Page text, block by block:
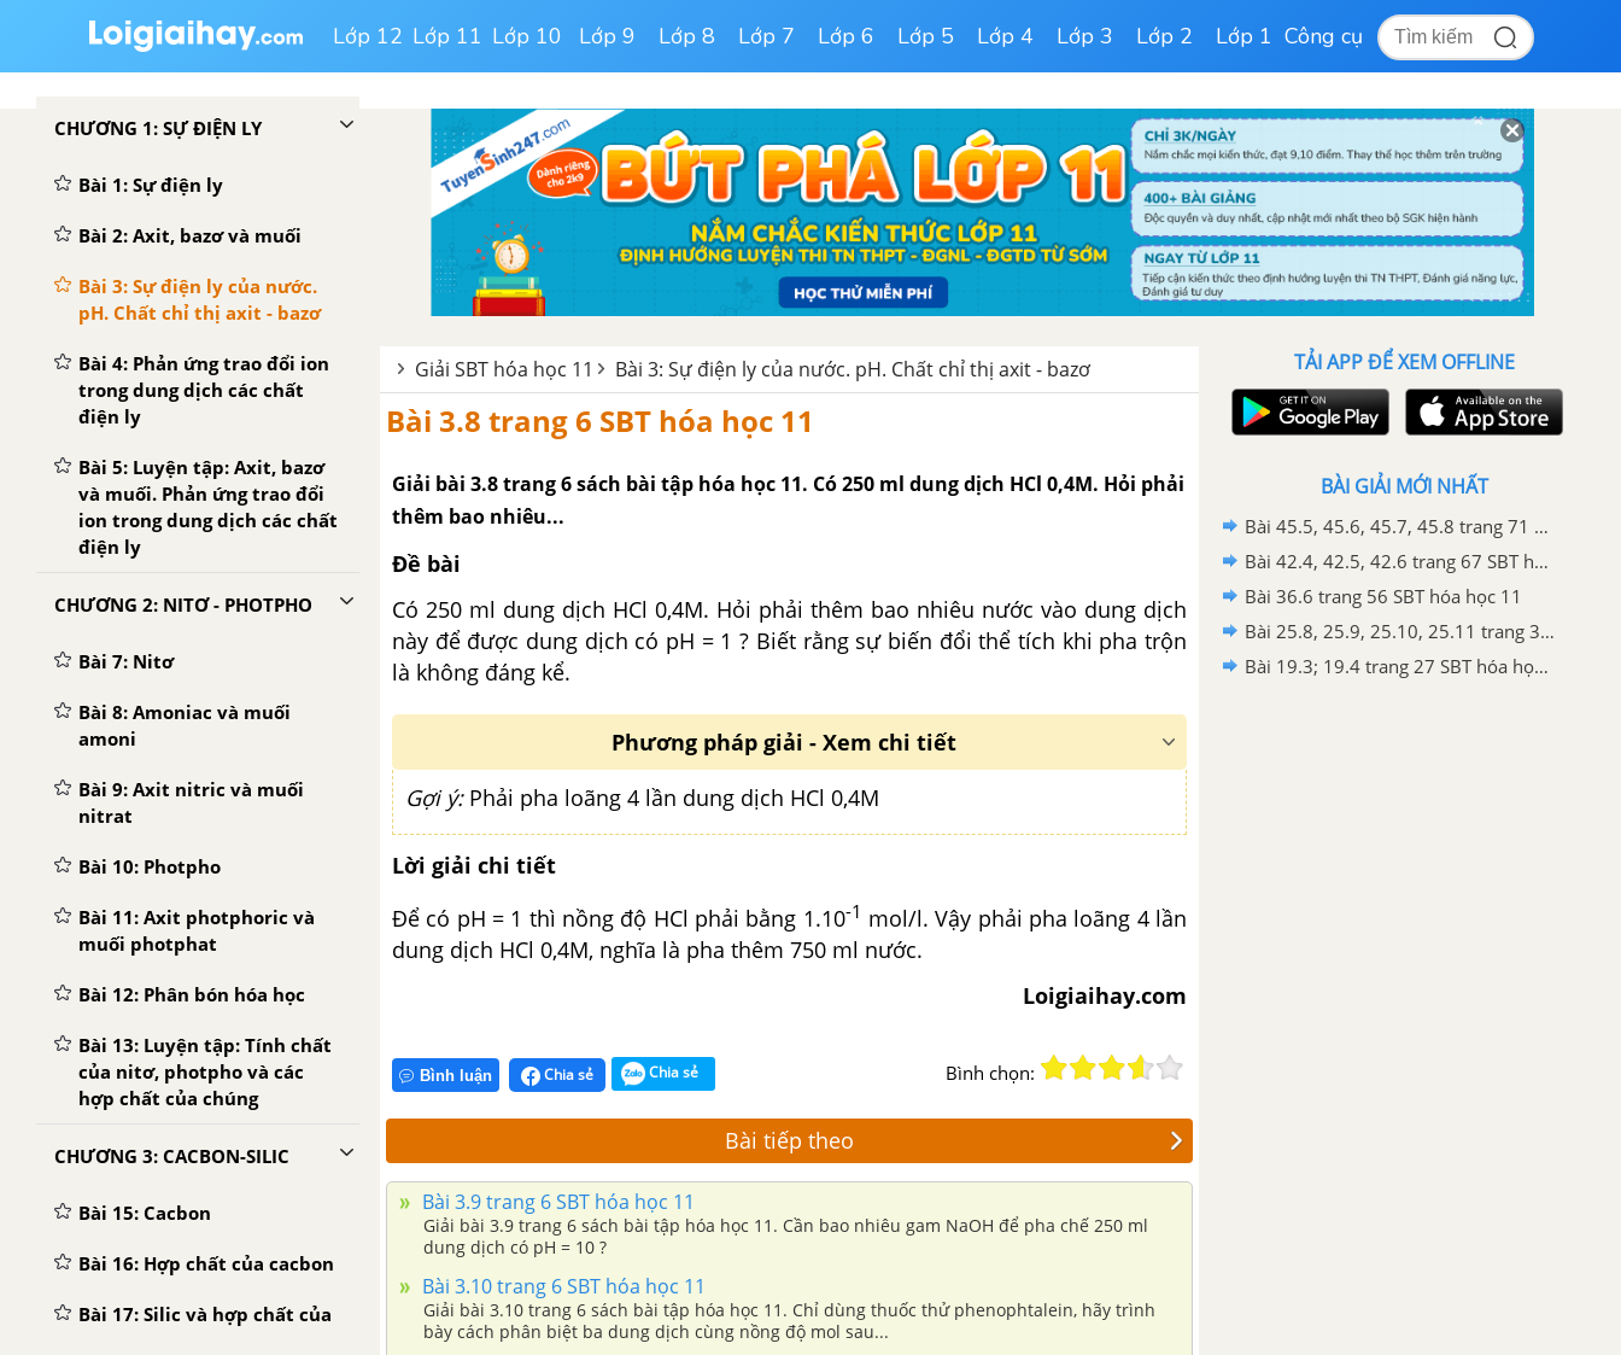
Lớp 12 Lớp 11 Lớp 10 Lớp 9 Lớp 8 Lớp 7 Lớp 6 Lớp 5 Lớp 4 Lớp 3 Lớp 2 Lớp 1 Công cụ
CHƯƠNG 1: SỰ ĐIỆN LY
Bài 1: Sự điện ly
Bài 2: Axit, bazơ và muối
Bài 3: Sự điện ly của nước.
pH. Chất chỉ thị axit - bazơ
Bài 4: Phản ứng trao đổi ion
trong dung dịch các chất
điện ly
Bài 5: Luyện tập: Axit, bazơ
và muối. Phản ứng trao đổi
ion trong dung dịch các chất
điện ly
CHƯƠNG 2: NITƠ - PHOTPHO
Bài 7: Nitơ
Bài 8: Amoniac và muối
amoni
Bài 9: Axit nitric và muối
nitrat
Bài 10: Photpho
Bài 11: Axit photphoric và
muối photphat
Bài 12: Phân bón hóa học
Bài 13: Luyện tập: Tính chất
của nitơ, photpho và các
hợp chất của chúng
CHƯƠNG 3: CACBON-SILIC
Bài 15: Cacbon
Bài 16: Hợp chất của cacbon
Bài 17: Silic và hợp chất của
Giải SBT hóa học 11 Bài 3: Sự điện ly của nước. pH. Chất chỉ thị axit - bazơ
Bài 3.8 trang 6 SBT hóa học 11
Giải bài 3.8 trang 6 sách bài tập hóa học 11. Có 250 ml dung dịch HCl 0,4M. Hỏi phải
thêm bao nhiêu...
Đề bài
Có 250 ml dung dịch HCl 0,4M. Hỏi phải thêm bao nhiêu nước vào dung dịch
này để được dung dịch có pH = 1 ? Biết rằng sự biến đổi thể tích khi pha trộn
là không đáng kể.
Phương pháp giải - Xem chi tiết
Gợi ý:Phải pha loãng 4 lần dung dịch HCl 0,4M
Lời giải chi tiết
Để có pH = 1 thì nồng độ HCl phải bằng 1.10-1 mol/l. Vậy phải pha loãng 4 lần
dung dịch HCl 0,4M, nghĩa là pha thêm 750 ml nước.
Loigiaihay.com
Bình luận Chia sẻ Chia sẻ Bình chọn:
Bài tiếp theo
Bài 3.9 trang 6 SBT hóa học 11
Giải bài 3.9 trang 6 sách bài tập hóa học 11. Cần bao nhiêu gam NaOH để pha chế 250 ml
dung dịch có pH = 10 ?
Bài 3.10 trang 6 SBT hóa học 11
Giải bài 3.10 trang 6 sách bài tập hóa học 11. Chỉ dùng thuốc thử phenophtalein, hãy trình
bày cách phân biệt ba dung dịch cùng nồng độ mol sau...
TẢI APP ĐỂ XEM OFFLINE
BÀI GIẢI MỚI NHẤT
Bài 45.5, 45.6, 45.7, 45.8 trang 71 SBT hóa học 11
Bài 42.4, 42.5, 42.6 trang 67 SBT hóa học 11
Bài 36.6 trang 56 SBT hóa học 11
Bài 25.8, 25.9, 25.10, 25.11 trang 38 SBT hóa học 11
Bài 19.3; 19.4 trang 27 SBT hóa học 11.